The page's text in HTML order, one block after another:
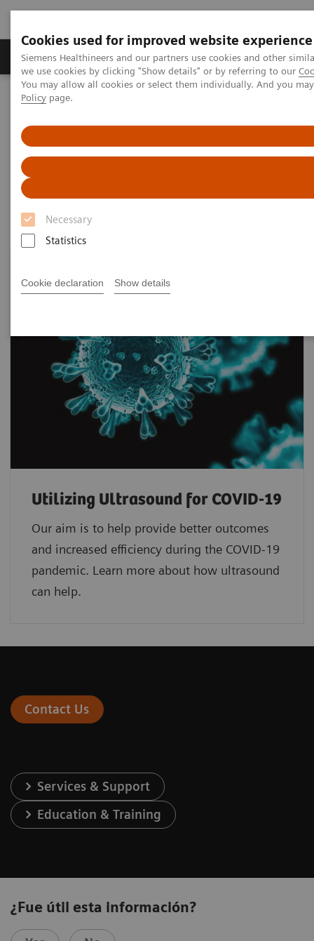
Cookies used for improved website experience
Siemens Healthineers and our partners use cookies and other
we use cookies by clicking "Show details" or by referring to our
You may allow all cookies or select them individually. And you
Policy page.
Necessary
Statistics
Cookie declaration Show details
Productos y servicios Especialidades Clínicas
Siemens Healthineers Latinoamérica
COVID-19 Updates
Utilizing Ultrasound for COVID-19
Our aim is to help provide better outcomes
and increased efficiency during the COVID-19
pandemic. Learn more about how ultrasound
can help.
Contact Us
Services & Support
Education & Training
¿Fue útil esta información?